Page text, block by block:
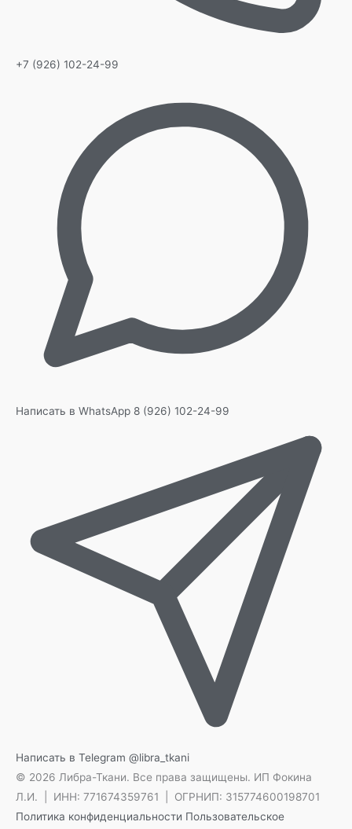
+7 (926) 102-24-99
Написать в WhatsApp 8 (926) 102-24-99
Написать в Telegram @libra_tkani
© 2026 Либра-Ткани. Все права защищены. ИП Фокина
Л.И. | ИНН: 771674359761 | ОГРНИП: 315774600198701
Политика конфиденциальности Пользовательское